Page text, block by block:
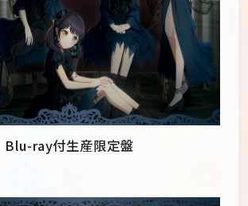
Blu-ray付生産限定盤